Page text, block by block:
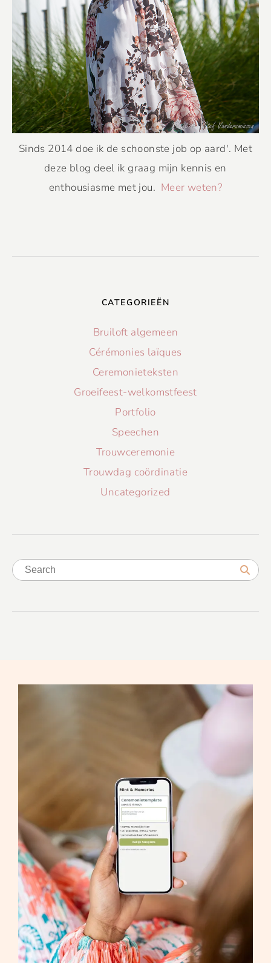
Sinds 2014 doe ik de schoonste job op aard'. Met
deze blog deel ik graag mijn kennis en
enthousiasme met jou. Meer weten?
CATEGORIEËN
Bruiloft algemeen
Cérémonies laïques
Ceremonieteksten
Groeifeest-welkomstfeest
Portfolio
Speechen
Trouwceremonie
Trouwdag coördinatie
Uncategorized